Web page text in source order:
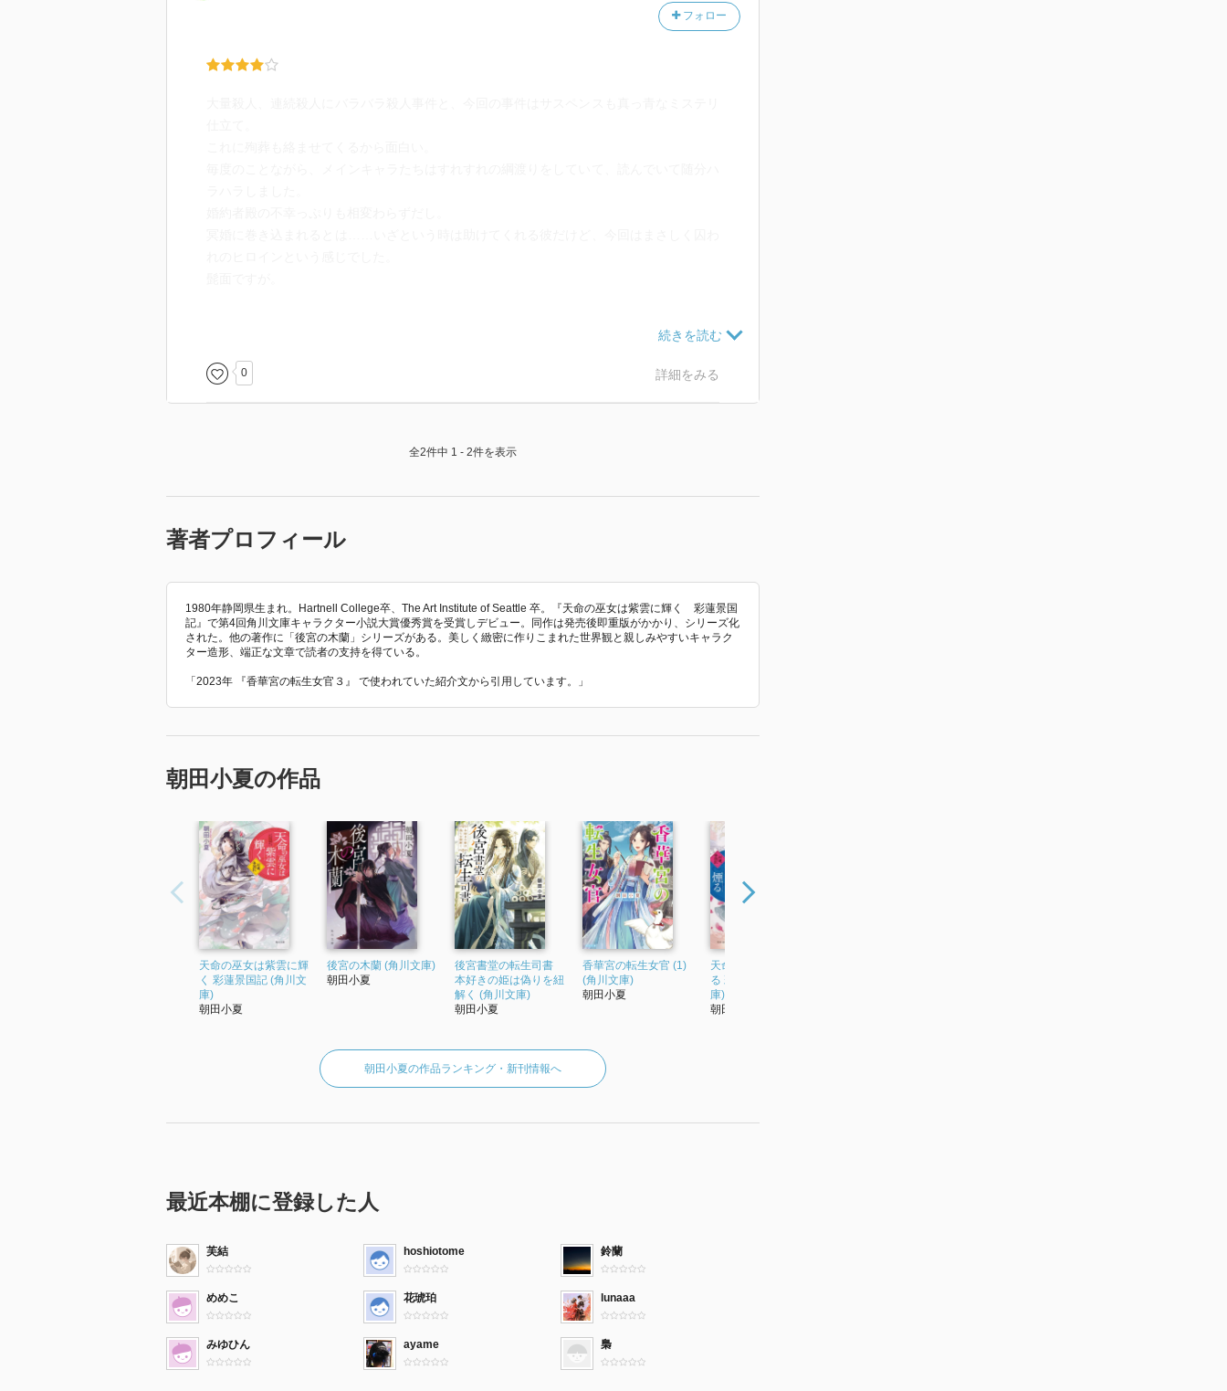
フォロー
後宮の潜入操作までしているし、王様よ、いくら味方がいないからって彼女をこき使いす
ぎではないだろうか。
今回の黒幕もこれまた癖の強い……そして、王族はどれだけ腐っているのかと。
った。
ただまだ不穏な影の伏線は残したまま。
新王の困難は続きそうだ。
ただ主役カップルが彼のそばにいられることにはなったので、それは少しは救いになるの
ではないだろうか。
0 詳細をみる
全2件中 1 - 2件を表示
著者プロフィール
1980年静岡県生まれ。Hartnell College卒、The Art Institute of Seattle 卒。『天命の巫女は紫雲に輝く 彩蓮景国
記』で第4回角川文庫キャラクター小説大賞優秀賞を受賞しデビュー。同作は発売後即重版がかかり、シリーズ化
された。他の著作に「後宮の木蘭」シリーズがある。美しく緻密に作りこまれた世界観と親しみやすいキャラク
ター造形、端正な文章で読者の支持を得ている。
「2023年 『香華宮の転生女官３』 で使われていた紹介文から引用しています。」
朝田小夏の作品
天命の巫女は紫雲に輝
く 彩蓮景国記 (角川文
庫)
朝田小夏
後宮の木蘭 (角川文庫)
朝田小夏
後宮書堂の転生司書
本好きの姫は偽りを紐
解く (角川文庫)
朝田小夏
香華宮の転生女官 (1)
(角川文庫)
朝田小夏
天命の巫女は白雨に煙
る 彩蓮景国記 (角川文
庫)
朝田小夏
朝田小夏の作品ランキング・新刊情報へ
最近本棚に登録した人
芙結 hoshiotome 鈴蘭
めめこ 花琥珀 lunaaa
みゆひん ayame 梟